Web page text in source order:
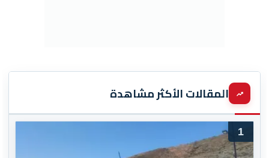
المقالات الأكثر مشاهدة
1